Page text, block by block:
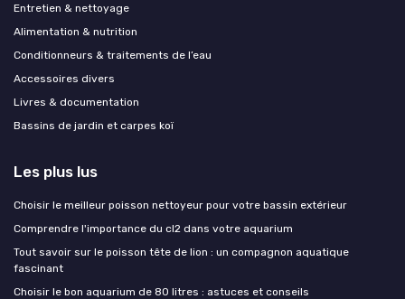
Entretien & nettoyage
Alimentation & nutrition
Conditionneurs & traitements de l’eau
Accessoires divers
Livres & documentation
Bassins de jardin et carpes koï
Les plus lus
Choisir le meilleur poisson nettoyeur pour votre bassin extérieur
Comprendre l'importance du cl2 dans votre aquarium
Tout savoir sur le poisson tête de lion : un compagnon aquatique
fascinant
Choisir le bon aquarium de 80 litres : astuces et conseils